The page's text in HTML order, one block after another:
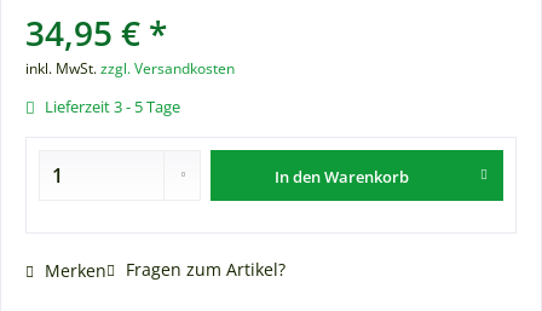
34,95 € *
inkl. MwSt.zzgl. Versandkosten
Lieferzeit 3 - 5 Tage
In denWarenkorb
Merken Fragen zum Artikel?